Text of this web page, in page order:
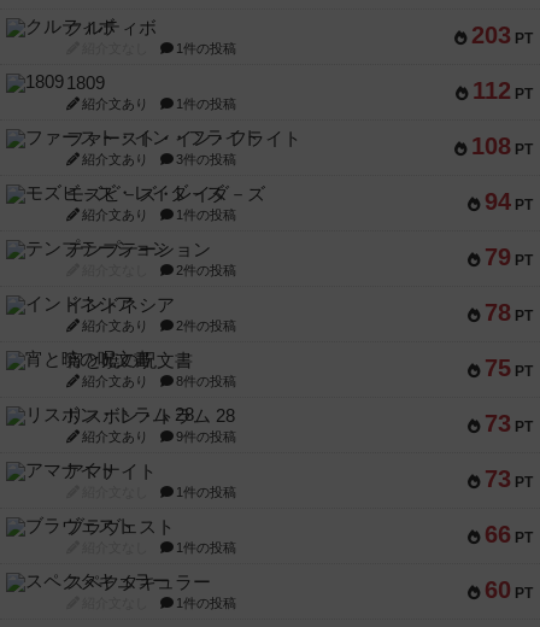
203 PT
クルティボ
1件の投稿
112 PT
1809
紹介文あり 1件の投稿
108 PT
ファースト・イン・フライト
紹介文あり 3件の投稿
94 PT
モズビ－ズ・レイダ－ズ
紹介文あり 1件の投稿
79 PT
テンプテーション
2件の投稿
78 PT
インドネシア
紹介文あり 2件の投稿
75 PT
宵と暁の呪文書
紹介文あり 8件の投稿
73 PT
リスボン・トラム 28
紹介文あり 9件の投稿
73 PT
アマナイト
1件の投稿
66 PT
ブラヴェスト
1件の投稿
60 PT
スペクタキュラー
1件の投稿